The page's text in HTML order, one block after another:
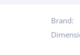
Brand: